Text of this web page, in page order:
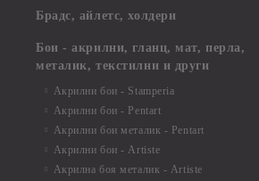
Брадс, айлетс, холдери
Бои - акрилни, гланц, мат, перла,
металик, текстилни и други
Акрилни бои - Stamperia
Акрилни бои - Pentart
Акрилни бои металик - Pentart
Акрилни бои - Artiste
Акрилна боя металик - Artiste